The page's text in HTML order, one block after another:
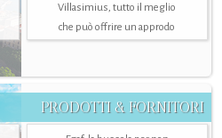
Villasimius, tutto il meglio
che può offrire un approdo
PRODOTTI & FORNITORI